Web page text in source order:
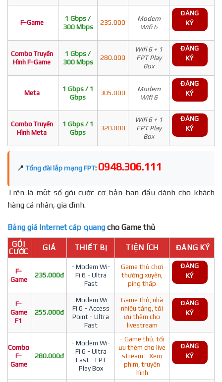
F-Game
1 Gbps /
300 Mbps
235.000
Modem
Wifi 6
ĐĂNG
KÝ
Combo Truyền
Hình F-Game
1 Gbps /
300 Mbps
280.000
Wifi 6 + 1
FPT Play
Box
ĐĂNG
KÝ
Meta
1 Gbps / 1
Gbps
305.000
Modem
Wifi 6
ĐĂNG
KÝ
Combo Truyền
Hình Meta
1 Gbps / 1
Gbps
320.000
Wifi 6 + 1
FPT Play
Box
ĐĂNG
KÝ
📍 Tổng đài lắp mạng FPT: 0948.306.111
Trên là một số gói cước cơ bản ban đầu dành cho khách
hàng cá nhân, gia đình.
Bảng giá Internet cáp quang cho Game thủ
GÓI
CƯỚC
GIÁ THIẾT BỊ TIỆN ÍCH ĐĂNG KÝ
F-
Game
235.000đ
- Modem Wi-
Fi 6 - Ultra
Fast
Game thủ chơi
thường xuyên,
ping thấp
ĐĂNG
KÝ
F-
Game
F1
255.000đ
- Modem Wi-
Fi 6 - Access
Point - Ultra
Fast
Game thủ, nhà
nhiều tầng, tối
ưu thêm cho
livestream
ĐĂNG
KÝ
Combo
F-
Game
280.000đ
- Modem Wi-
Fi 6 - Ultra
Fast - FPT
Play Box
- Game thủ, tối
ưu thêm cho live
stream - Xem
phim, truyền
hình
ĐĂNG
KÝ